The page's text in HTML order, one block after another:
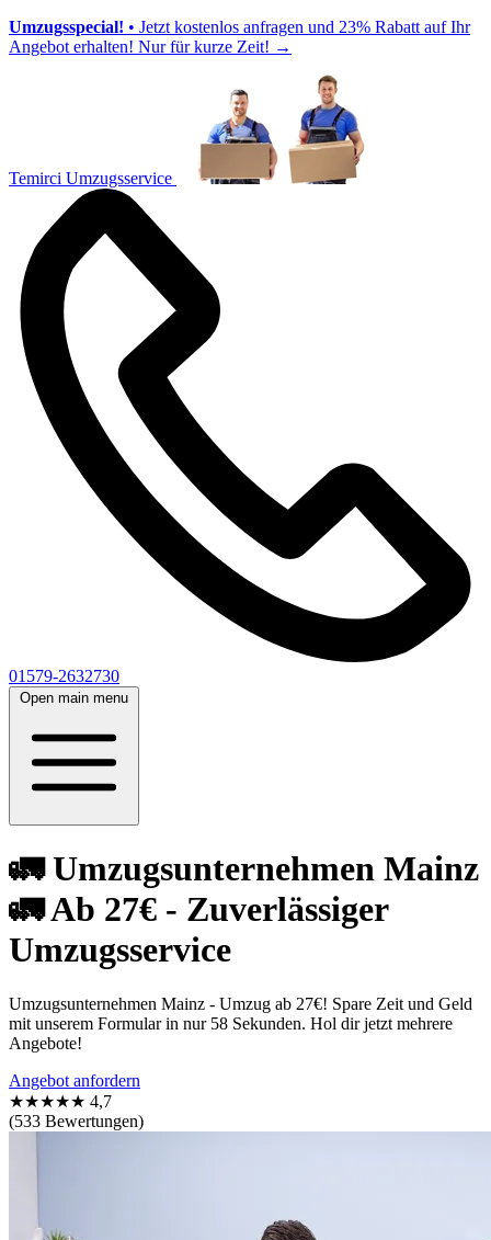
Umzugsspecial! • Jetzt kostenlos anfragen und 23% Rabatt auf Ihr
Angebot erhalten! Nur für kurze Zeit! →
Temirci Umzugsservice
01579-2632730
Open main menu
🚛 Umzugsunternehmen Mainz
🚛 Ab 27€ - Zuverlässiger
Umzugsservice
Umzugsunternehmen Mainz - Umzug ab 27€! Spare Zeit und Geld
mit unserem Formular in nur 58 Sekunden. Hol dir jetzt mehrere
Angebote!
Angebot anfordern
★★★★★ 4,7
(533 Bewertungen)